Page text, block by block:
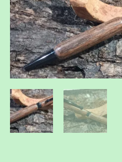
de
Stylo
bois
à
bille
en
morta